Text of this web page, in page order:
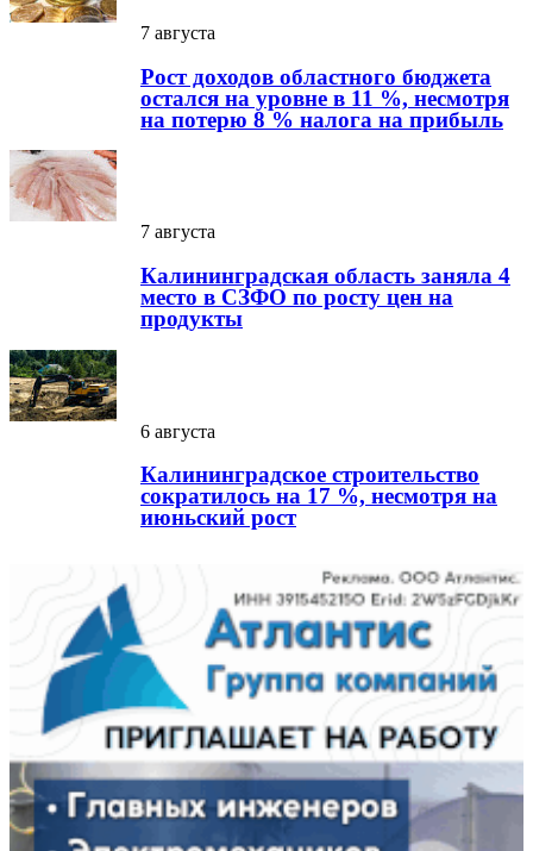
7 августа
Рост доходов областного бюджета
остался на уровне в 11 %, несмотря
на потерю 8 % налога на прибыль
7 августа
Калининградская область заняла 4
место в СЗФО по росту цен на
продукты
6 августа
Калининградское строительство
сократилось на 17 %, несмотря на
июньский рост